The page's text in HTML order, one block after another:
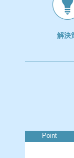
解決
Point